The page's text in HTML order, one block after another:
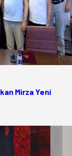
Mirza Yeni